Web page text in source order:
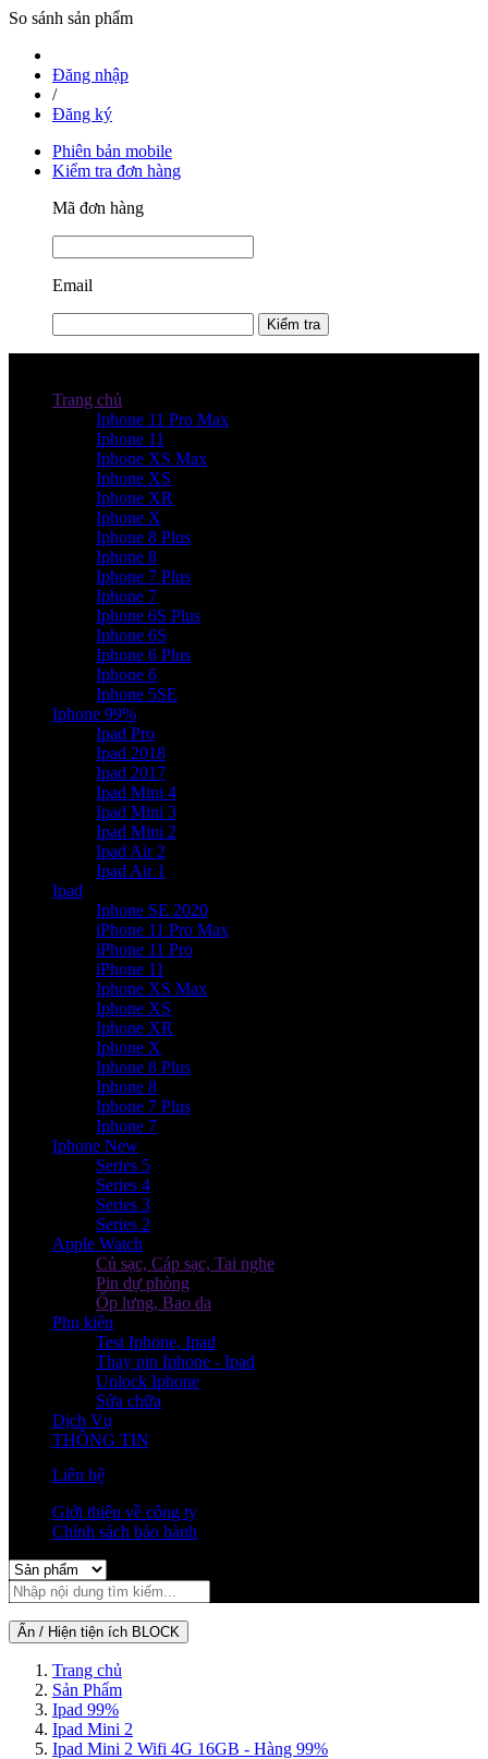
So sánh sản phẩm
Đăng nhập
/
Đăng ký
Phiên bản mobile
Kiểm tra đơn hàng
Mã đơn hàng
Email
Kiểm tra
Trang chủ
Iphone 11 Pro Max
Iphone 11
Iphone XS Max
Iphone XS
Iphone XR
Iphone X
Iphone 8 Plus
Iphone 8
Iphone 7 Plus
Iphone 7
Iphone 6S Plus
Iphone 6S
Iphone 6 Plus
Iphone 6
Iphone 5SE
Iphone 99%
Ipad Pro
Ipad 2018
Ipad 2017
Ipad Mini 4
Ipad Mini 3
Ipad Mini 2
Ipad Air 2
Ipad Air 1
Ipad
Iphone SE 2020
iPhone 11 Pro Max
iPhone 11 Pro
iPhone 11
Iphone XS Max
Iphone XS
Iphone XR
Iphone X
Iphone 8 Plus
Iphone 8
Iphone 7 Plus
Iphone 7
Iphone New
Series 5
Series 4
Series 3
Series 2
Apple Watch
Củ sạc, Cáp sạc, Tai nghe
Pin dự phòng
Ốp lưng, Bao da
Phụ kiện
Test Iphone, Ipad
Thay pin Iphone - Ipad
Unlock Iphone
Sửa chữa
Dịch Vụ
THÔNG TIN
Liên hệ
Giới thiệu về công ty
Chính sách bảo hành
Ẩn / Hiện tiện ích BLOCK
Trang chủ
Sản Phẩm
Ipad 99%
Ipad Mini 2
Ipad Mini 2 Wifi 4G 16GB - Hàng 99%